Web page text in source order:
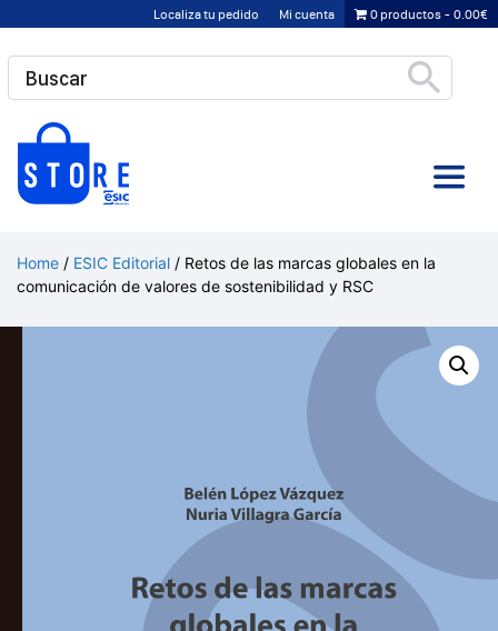
contenido
Localiza tu pedido Mi cuenta 0 productos 0.00€
Home / ESIC Editorial / Retos de las marcas globales en la
comunicación de valores de sostenibilidad y RSC